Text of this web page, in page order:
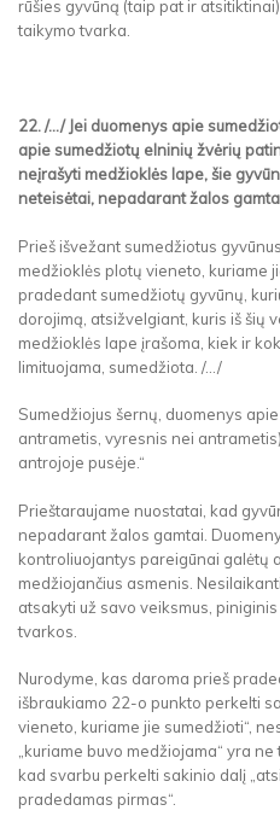
rūšies gyvūną (taip pat ir
taikymo tvarka.
22. /.../ Jei duomenys apie
apie sumedžiotų elninių žvėrių
neįrašyti medžioklės lape, šie
neteisėtai, nepadarant žalos
Prieš išvežant sumedžiotus
medžioklės plotų vieneto, kuriame
pradedant sumedžiotų gyvūnų,
dorojimą, atsižvelgiant, kuris iš šių
medžioklės lape įrašoma, kiek ir
limituojama, sumedžiota. /.../
Sumedžiojus šernų, duomenys
antrametis, vyresnis nei
antrojoje pusėje.“
Prieštaraujame nuostatai, kad
nepadarant žalos gamtai.
kontroliuojantys pareigūnai galėtų
medžiojančius asmenis.
atsakyti už savo veiksmus,
tvarkos.
Nurodyme, kas daroma prieš
išbraukiamo 22-o punkto perkelti
vieneto, kuriame jie sumedžioti“,
„kuriame buvo medžiojama“ yra
kad svarbu perkelti sakinio dalį
pradedamas pirmas“.